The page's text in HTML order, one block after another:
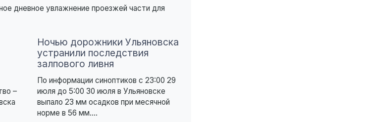
дневное увлажнение проезжей части для
–
Ночью дорожники Ульяновска
устранили последствия
залпового ливня
По информации синоптиков с 23:00 29
июля до 5:00 30 июля в Ульяновске
выпало 23 мм осадков при месячной
норме в 56 мм....